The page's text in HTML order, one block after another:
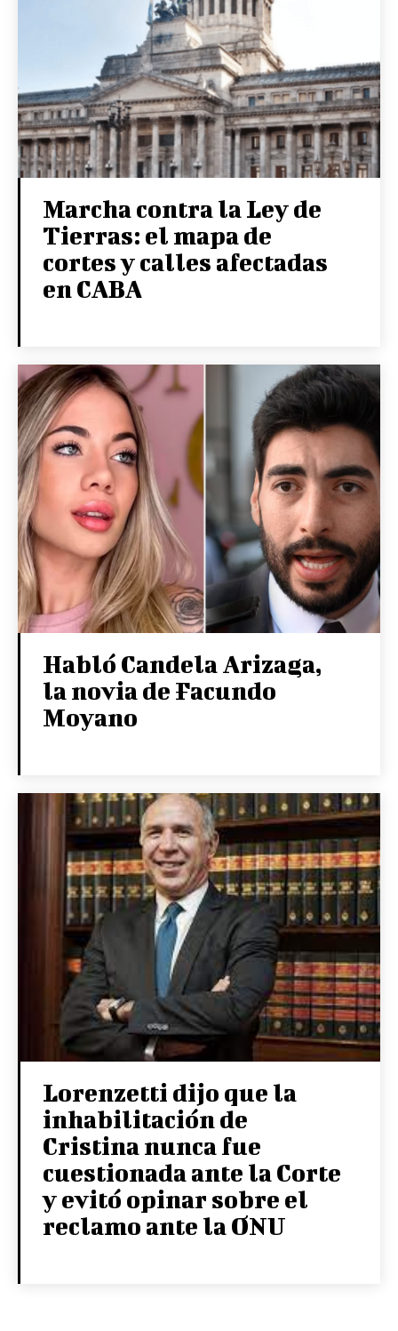
Marcha contra la Ley de
Tierras: el mapa de
cortes y calles afectadas
en CABA
Habló Candela Arizaga,
la novia de Facundo
Moyano
Lorenzetti dijo que la
inhabilitación de
Cristina nunca fue
cuestionada ante la Corte
y evitó opinar sobre el
reclamo ante la ONU